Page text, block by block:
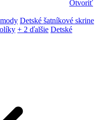
Otvoriť
Detské šatníkové skrine
+ 2 ďalšie Detské